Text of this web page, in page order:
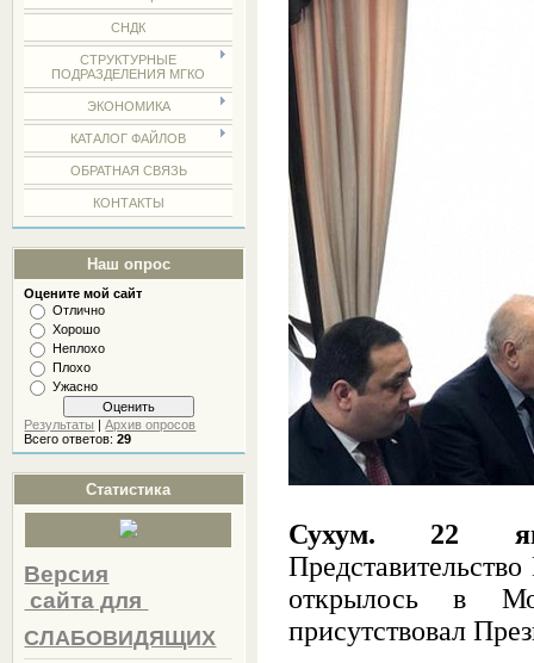
СНДК
СТРУКТУРНЫЕ
ПОДРАЗДЕЛЕНИЯ МГКО
ЭКОНОМИКА
КАТАЛОГ ФАЙЛОВ
ОБРАТНАЯ СВЯЗЬ
КОНТАКТЫ
Наш опрос
Оцените мой сайт
Отлично
Хорошо
Неплохо
Плохо
Ужасно
Результаты |Архив опросов
Всего ответов:29
Статистика
Версия
сайта для
СЛАБОВИДЯЩИХ
Сухум. 22
открылось в
присутствовал